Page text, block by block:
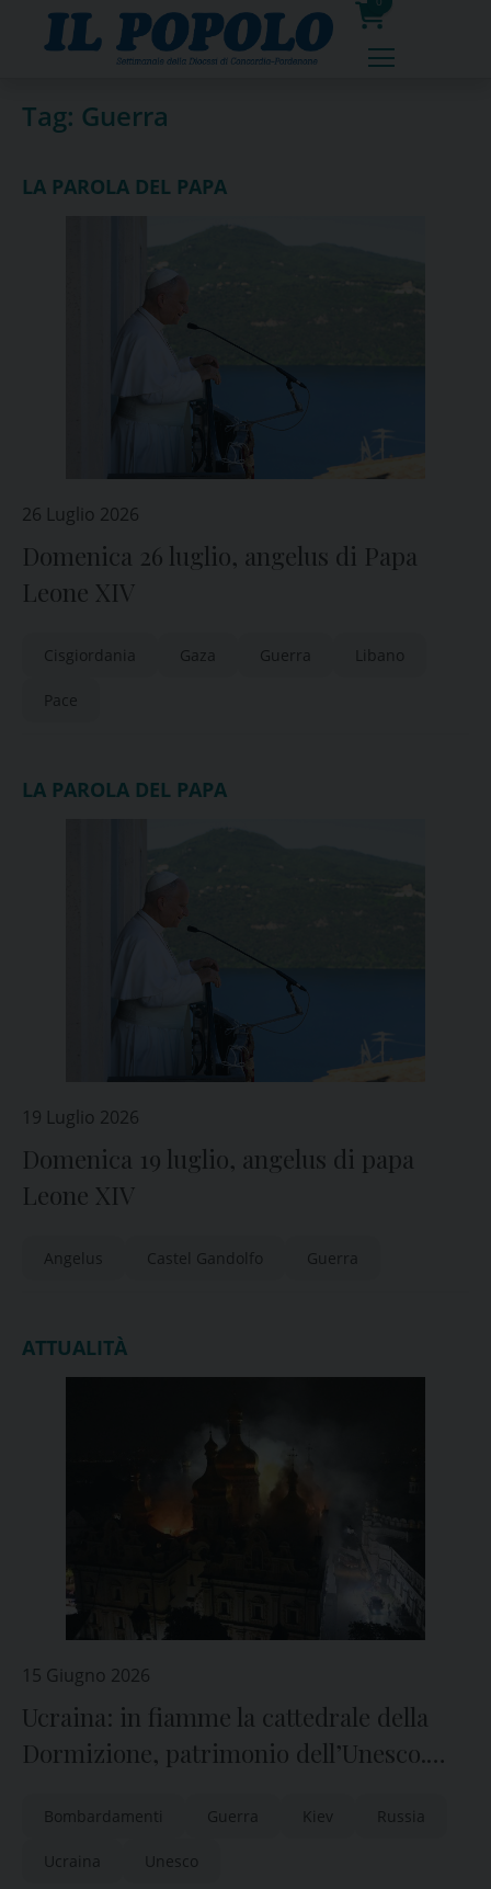
0
prodotti
Tag: Guerra
LA PAROLA DEL PAPA
26 Luglio 2026
Domenica 26 luglio, angelus di Papa
Leone XIV
Cisgiordania Gaza Guerra Libano
Pace
LA PAROLA DEL PAPA
19 Luglio 2026
Domenica 19 luglio, angelus di papa
Leone XIV
Angelus Castel Gandolfo Guerra
ATTUALITÀ
15 Giugno 2026
Ucraina: in fiamme la cattedrale della
Dormizione, patrimonio dell’Unesco.
crimine russo”
Bombardamenti Guerra Kiev Russia
Ucraina Unesco